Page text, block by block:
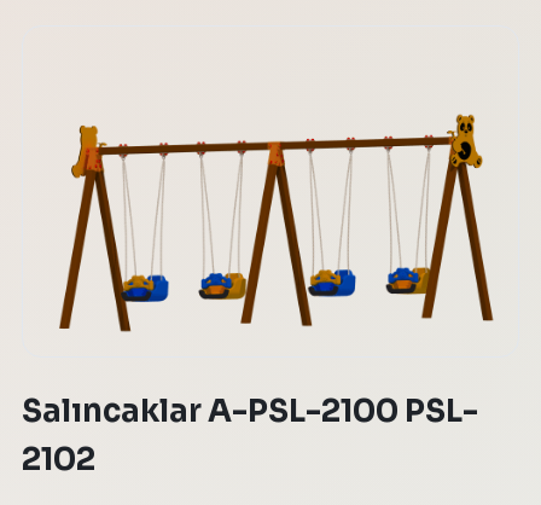
Salıncaklar A-PSL-2100 PSL-
2102